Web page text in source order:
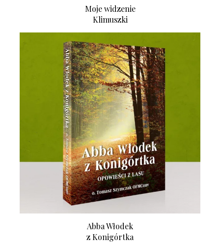
Moje widzenie
Klimuszki
Abba Włodek
z Konigórtka